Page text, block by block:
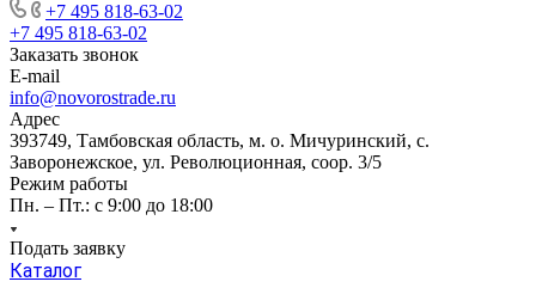
+7 495 818-63-02
+7 495 818-63-02
Заказать звонок
E-mail
info@novorostrade.ru
Адрес
393749, Тамбовская область, м. о. Мичуринский, с.
Заворонежское, ул. Революционная, соор. 3/5
Режим работы
Пн. – Пт.: с 9:00 до 18:00
Подать заявку
Каталог